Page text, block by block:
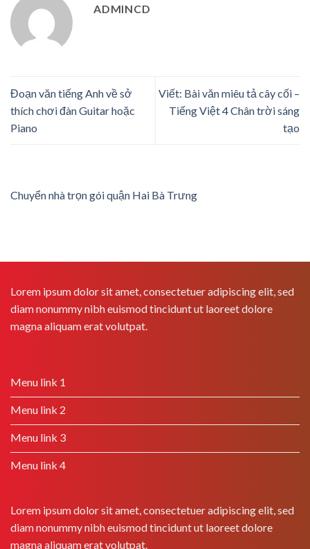
ADMINCD
Đoạn văn tiếng Anh về sở
thích chơi đàn Guitar hoặc
Piano
Viết: Bài văn miêu tả cây cối –
Tiếng Việt 4 Chân trời sáng
tạo
Chuyển nhà trọn gói quận Hai Bà Trưng
Lorem ipsum dolor sit amet, consectetuer adipiscing elit, sed
diam nonummy nibh euismod tincidunt ut laoreet dolore
magna aliquam erat volutpat.
Menu link 1
Menu link 2
Menu link 3
Menu link 4
Lorem ipsum dolor sit amet, consectetuer adipiscing elit, sed
diam nonummy nibh euismod tincidunt ut laoreet dolore
magna aliquam erat volutpat.